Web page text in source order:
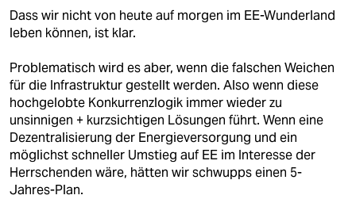
Dass wir nicht von heute auf morgen im EE-Wunderland
leben können, ist klar.
Problematisch wird es aber, wenn die falschen Weichen
für die Infrastruktur gestellt werden. Also wenn diese
hochgelobte Konkurrenzlogik immer wieder zu
unsinnigen + kurzsichtigen Lösungen führt. Wenn eine
Dezentralisierung der Energieversorgung und ein
möglichst schneller Umstieg auf EE im Interesse der
Herrschenden wäre, hätten wir schwupps einen 5-
Jahres-Plan.